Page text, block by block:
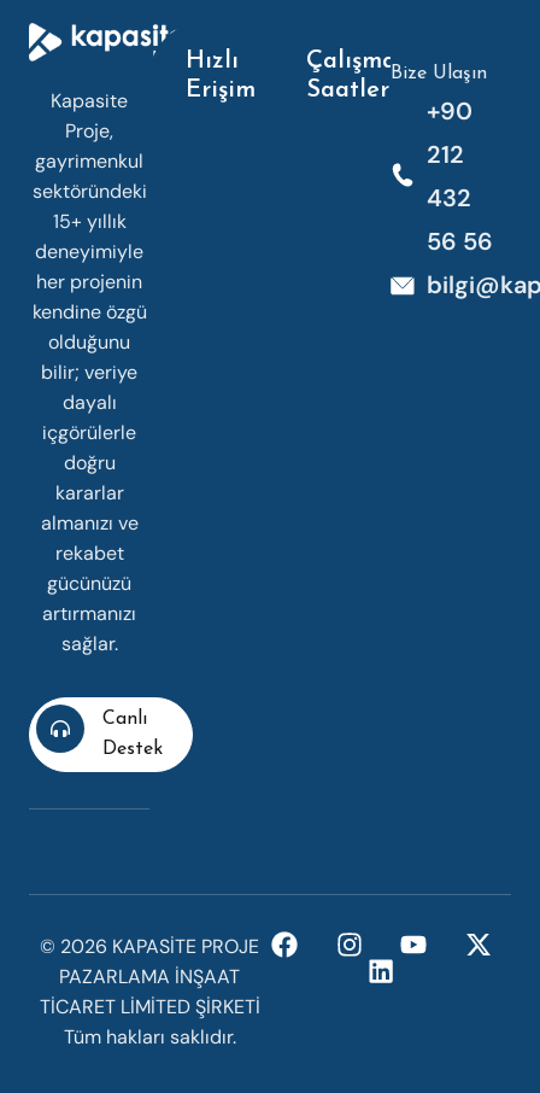
Kapasite
Proje,
gayrimenkul
sektöründeki
15+ yıllık
deneyimiyle
her projenin
kendine özgü
olduğunu
bilir; veriye
dayalı
içgörülerle
doğru
kararlar
almanızı ve
rekabet
gücünüzü
artırmanızı
sağlar.
Canlı
Destek
Hızlı
Erişim
Çalışma
Saatleri
Bize Ulaşın
+90
212
432
56 56
©️ 2026 KAPASİTE PROJE
PAZARLAMA İNŞAAT
TİCARET LİMİTED ŞİRKETİ
Tüm hakları saklıdır.